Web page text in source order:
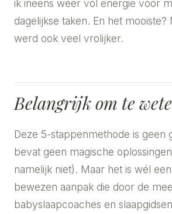
ik ineens weer vol energie voor
dagelijkse taken. En het mooiste?
werd ook veel vrolijker.
Belangrijk om te
Deze 5-stappenmethode is geen
bevat geen magische
namelijk niet). Maar het is wél
bewezen aanpak die door de
babyslaapcoaches en